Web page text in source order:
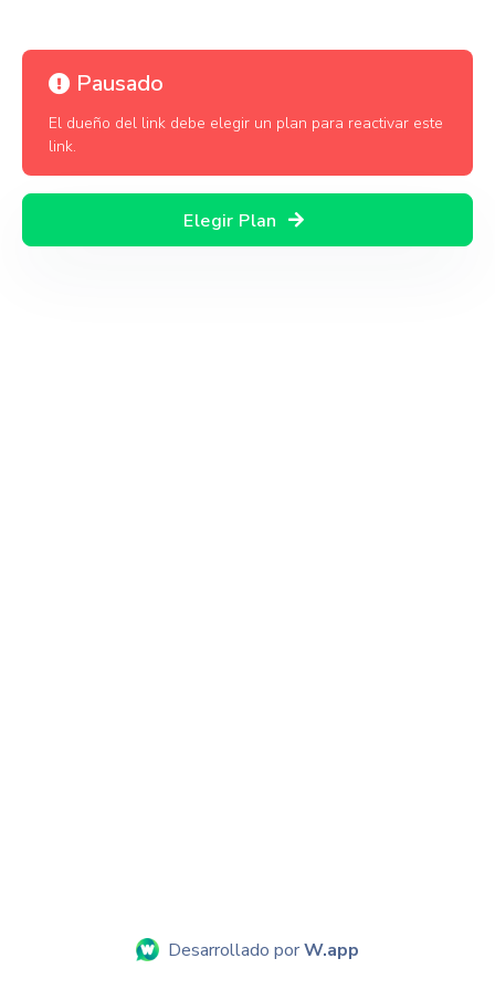
Pausado
El dueño del link debe elegir un plan para reactivar este
link.
Elegir Plan
Desarrollado porW.app